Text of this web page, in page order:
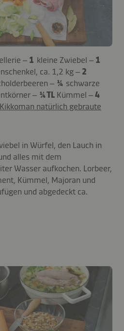
– 1 kleine Zwiebel – 1
ca. 1,2 kg – 2
– ¼ schwarze
– ¼ TL Kümmel –4
Kikkoman natürlich gebraute
in Würfel, den Lauch in
alles mit dem
Wasser aufkochen. Lorbeer,
Kümmel, Majoran und
und abgedeckt ca.